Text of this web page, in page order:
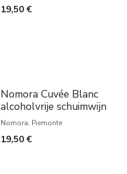
19,50€
Nomora Cuvée Blanc
alcoholvrije schuimwijn
Nomora, Piemonte
19,50€